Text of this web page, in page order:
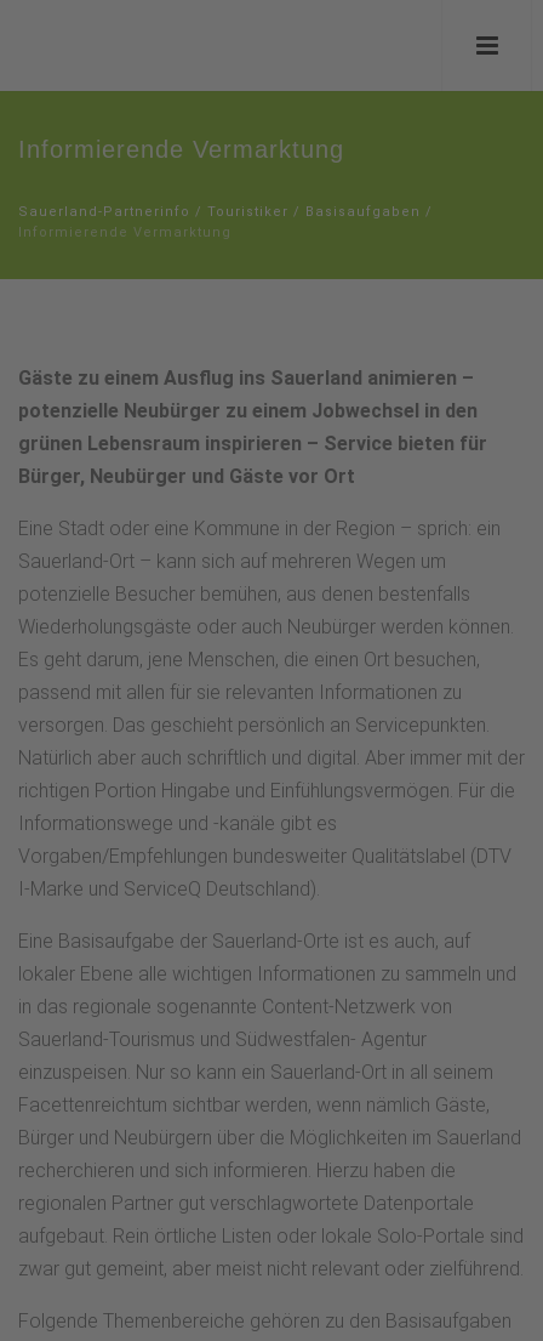
Informierende Vermarktung
Sauerland-Partnerinfo / Touristiker / Basisaufgaben /
Informierende Vermarktung
Gäste zu einem Ausflug ins Sauerland animieren –
potenzielle Neubürger zu einem Jobwechsel in den
grünen Lebensraum inspirieren – Service bieten für
Bürger, Neubürger und Gäste vor Ort
Eine Stadt oder eine Kommune in der Region – sprich: ein
Sauerland-Ort – kann sich auf mehreren Wegen um
potenzielle Besucher bemühen, aus denen bestenfalls
Wiederholungsgäste oder auch Neubürger werden können.
Es geht darum, jene Menschen, die einen Ort besuchen,
passend mit allen für sie relevanten Informationen zu
versorgen. Das geschieht persönlich an Servicepunkten.
Natürlich aber auch schriftlich und digital. Aber immer mit der
richtigen Portion Hingabe und Einfühlungsvermögen. Für die
Informationswege und -kanäle gibt es
Vorgaben/Empfehlungen bundesweiter Qualitätslabel (DTV
I-Marke und ServiceQ Deutschland).
Eine Basisaufgabe der Sauerland-Orte ist es auch, auf
lokaler Ebene alle wichtigen Informationen zu sammeln und
in das regionale sogenannte Content-Netzwerk von
Sauerland-Tourismus und Südwestfalen- Agentur
einzuspeisen. Nur so kann ein Sauerland-Ort in all seinem
Facettenreichtum sichtbar werden, wenn nämlich Gäste,
Bürger und Neubürgern über die Möglichkeiten im Sauerland
recherchieren und sich informieren. Hierzu haben die
regionalen Partner gut verschlagwortete Datenportale
aufgebaut. Rein örtliche Listen oder lokale Solo-Portale sind
zwar gut gemeint, aber meist nicht relevant oder zielführend.
Folgende Themenbereiche gehören zu den Basisaufgaben